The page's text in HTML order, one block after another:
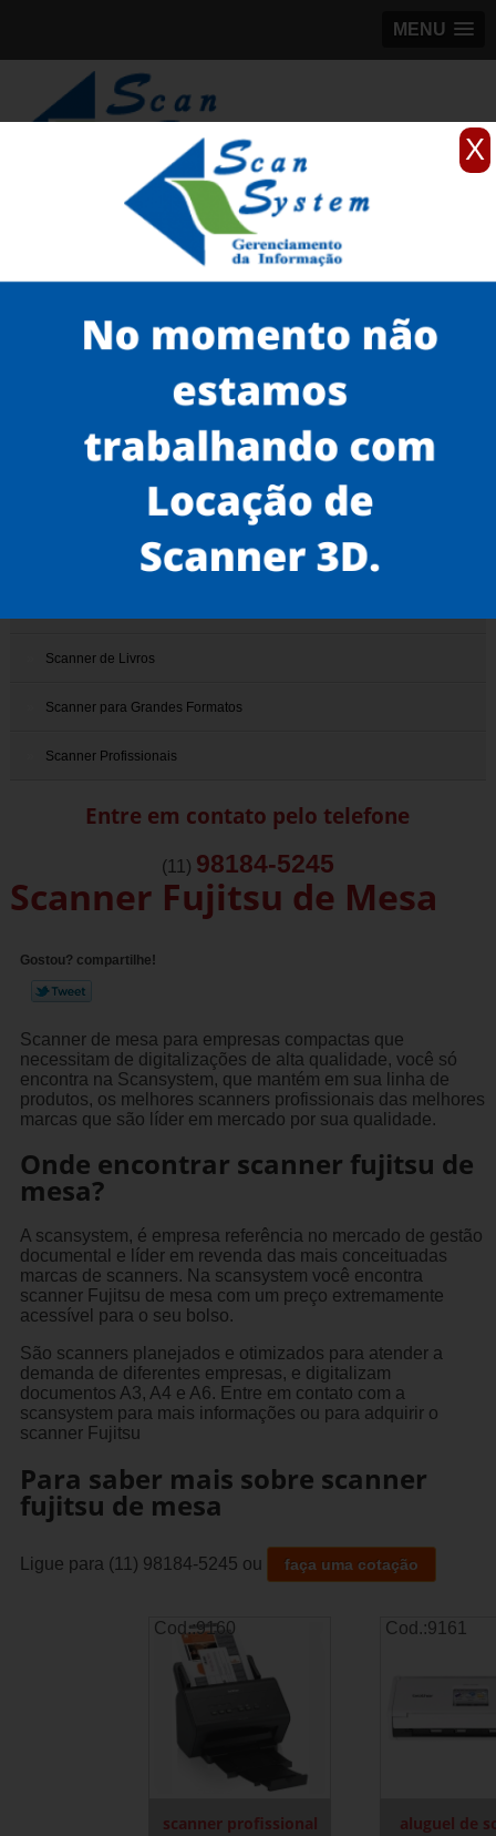
X
MENU
98184-5245
Scanner profissionais
scanner fujitsu de mesa
Serviços
Microfilmagem
Scanner de Documentos
Scanner de Livros
Scanner para Grandes Formatos
Scanner Profissionais
Entre em contato pelo telefone
(11) 98184-5245
Scanner Fujitsu de Mesa
Gostou? compartilhe!
Scanner de mesa para empresas compactas que
necessitam de digitalizações de alta qualidade, você só
encontra na Scansystem, que mantém em sua linha de
produtos, os melhores scanners profissionais das melhores
marcas que são líder em mercado por sua qualidade.
Onde encontrar scanner fujitsu de
mesa?
A scansystem, é empresa referência no mercado de gestão
documental e líder em revenda das mais conceituadas
marcas de scanners. Na scansystem você encontra
scanner Fujitsu de mesa com um preço extremamente
acessível para o seu bolso.
São scanners planejados e otimizados para atender a
demanda de diferentes empresas, e digitalizam
documentos A3, A4 e A6. Entre em contato com a
scansystem para mais informações ou para adquirir o
scanner Fujitsu
Para saber mais sobre scanner
fujitsu de mesa
Ligue para (11) 98184-5245 ou faça uma cotação
Cod.:9160
scanner profissional
Cod.:9161
aluguel de